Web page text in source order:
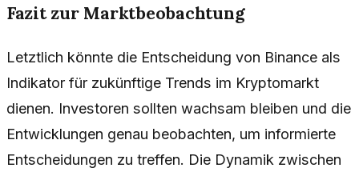
Fazit zur Marktbeobachtung
Letztlich könnte die Entscheidung von Binance als
Indikator für zukünftige Trends im Kryptomarkt
dienen. Investoren sollten wachsam bleiben und die
Entwicklungen genau beobachten, um informierte
Entscheidungen zu treffen. Die Dynamik zwischen